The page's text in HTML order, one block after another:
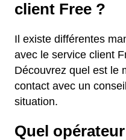
client Free ?
Il existe différentes
avec le service client
Découvrez quel est le
contact avec un
situation.
Quel